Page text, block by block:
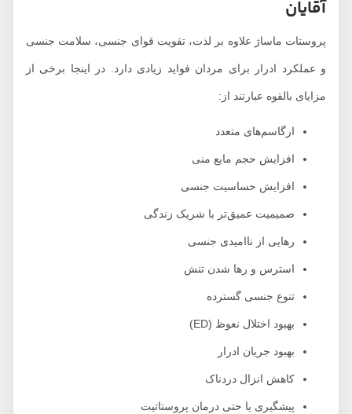
آقایان
پروستات ماساژ علاوه بر لذت، تقویت قوای جنسی، سلامت جنسی
و عملکرد ادرار برای مردان فواید زیادی دارد. در اینجا برخی از
مزایای بالقوه عبارتند از:
ارگاسم‌های متعدد
افزایش حجم مایع منی
افزایش حساسیت جنسی
صمیمیت عمیق‌تر با شریک زندگی
رهایی از ناامیدی جنسی
استرس و رها شدن تنش
تنوع جنسی گسترده
بهبود اختلال نعوظ (ED)
بهبود جریان ادرار
کاهش انزال دردناک
پیشگیری یا حتی درمان پروستاتیت